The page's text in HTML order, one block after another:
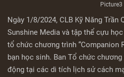
Picture3
Ngày 1/8/2024, CLB Kỹ Năng Trần
Sunshine Media và tập thể cựu
tổ chức chương trình “Companion
bạn học sinh. Ban Tổ chức
động tại các di tích lịch sử cách